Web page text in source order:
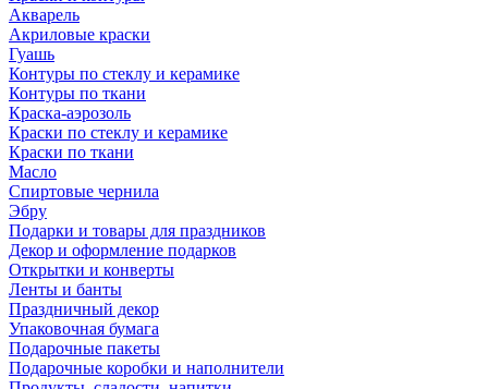
Акварель
Акриловые краски
Гуашь
Контуры по стеклу и керамике
Контуры по ткани
Краска-аэрозоль
Краски по стеклу и керамике
Краски по ткани
Масло
Спиртовые чернила
Эбру
Подарки и товары для праздников
Декор и оформление подарков
Открытки и конверты
Ленты и банты
Праздничный декор
Упаковочная бумага
Подарочные пакеты
Подарочные коробки и наполнители